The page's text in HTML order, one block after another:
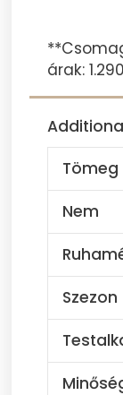
árak:
Tömeg
Nem
Szezon